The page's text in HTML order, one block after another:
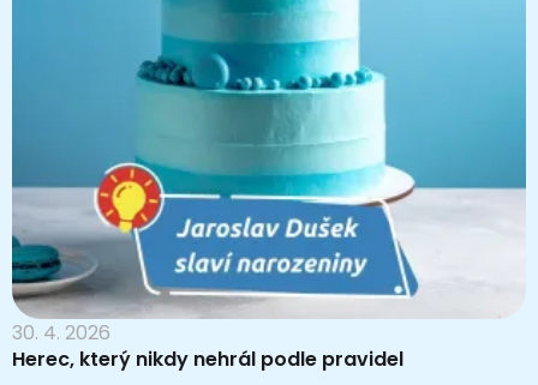
30. 4. 2026
Herec, který nikdy nehrál podle pravidel